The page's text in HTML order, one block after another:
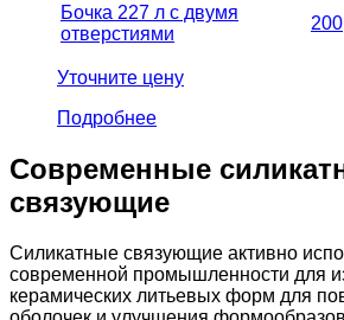
Бочка 227 л с двумя
отверстиями
200
Уточните цену
Подробнее
Современные
связующие
Силикатные связующие активно
современной промышленности для
керамических литьевых форм для